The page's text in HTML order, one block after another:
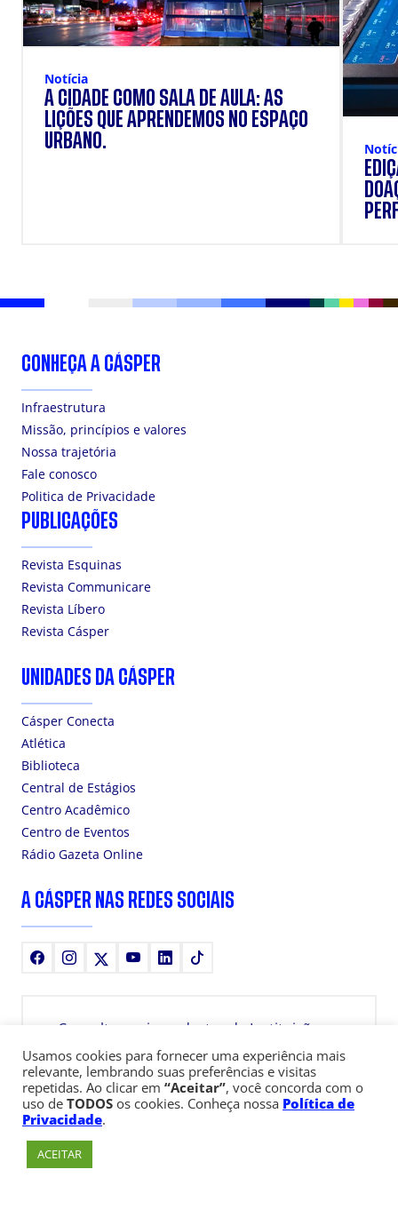
Notícia
A CIDADE COMO SALA DE AULA: AS
LIÇÕES QUE APRENDEMOS NO ESPAÇO
URBANO.
CONHEÇA A CÁSPER
Infraestrutura
Missão, princípios e valores
Nossa trajetória
Fale conosco
Politica de Privacidade
PUBLICAÇÕES
Revista Esquinas
Revista Communicare
Revista Líbero
Revista Cásper
UNIDADES DA CÁSPER
Cásper Conecta
Atlética
Biblioteca
Central de Estágios
Centro Acadêmico
Centro de Eventos
Rádio Gazeta Online
A CÁSPER NAS REDES SOCIAIS
FacebookInstagram YoutubeLinkedIn
Consulte aqui o cadastro da Instituição no
Sistema e-MEC
Usamos cookies para fornecer uma experiência mais
relevante, lembrando suas preferências e visitas
repetidas. Ao clicar em “Aceitar”, você concorda com o
uso de TODOS os cookies. Conheça nossa Política de
Privacidade.
ACEITAR